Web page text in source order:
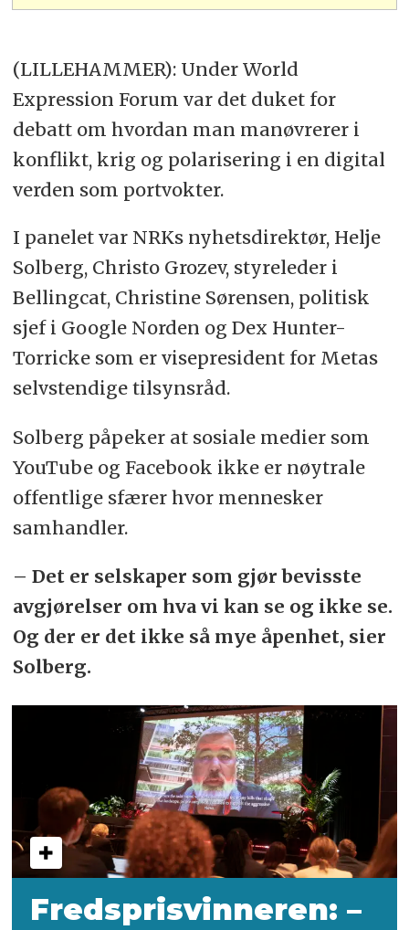
(LILLEHAMMER): Under World
Expression Forum var det duket for
debatt om hvordan man manøvrerer i
konflikt, krig og polarisering i en digital
verden som portvokter.
I panelet var NRKs nyhetsdirektør, Helje
Solberg, Christo Grozev, styreleder i
Bellingcat, Christine Sørensen, politisk
sjef i Google Norden og Dex Hunter-
Torricke som er visepresident for Metas
selvstendige tilsynsråd.
Solberg påpeker at sosiale medier som
YouTube og Facebook ikke er nøytrale
offentlige sfærer hvor mennesker
samhandler.
– Det er selskaper som gjør bevisste
avgjørelser om hva vi kan se og ikke se.
Og der er det ikke så mye åpenhet, sier
Solberg.
Fredsprisvinneren: –